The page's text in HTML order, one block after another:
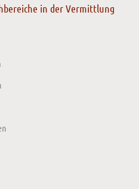
in der Vermittlung